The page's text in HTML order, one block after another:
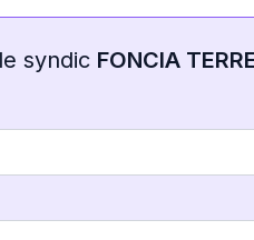
le syndic FONCIA